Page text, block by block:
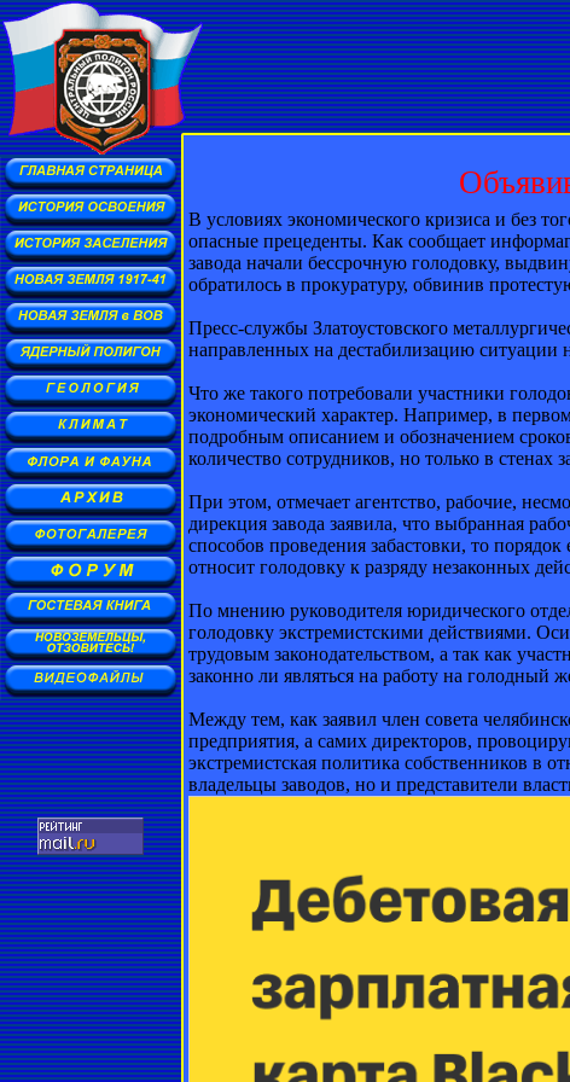
В условиях экономического кризиса и без
опасные прецеденты. Как сообщает
завода начали бессрочную голодовку,
обратилось в прокуратуру, обвинив
Пресс-службы Златоустовского
направленных на дестабилизацию ситуации
Что же такого потребовали участники
экономический характер. Например, в
подробным описанием и обозначением
количество сотрудников, но только в
При этом, отмечает агентство, рабочие,
дирекция завода заявила, что выбранная
способов проведения забастовки, то
относит голодовку к разряду незаконных
По мнению руководителя юридического
голодовку экстремистскими действиями.
трудовым законодательством, а так как
законно ли являться на работу на голодный
Между тем, как заявил член совета
предприятия, а самих директоров,
экстремистская политика собственников в
владельцы заводов, но и представители